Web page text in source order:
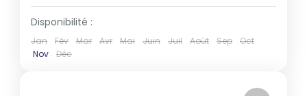
Disponibilité :
Jan Fév Mar Avr Mai Juin Juil Août Sep
Oct
Nov
Déc